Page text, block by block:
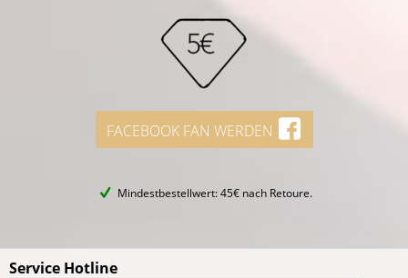
FACEBOOK FAN WERDEN
Mindestbestellwert: 45€ nach Retoure.
Service Hotline